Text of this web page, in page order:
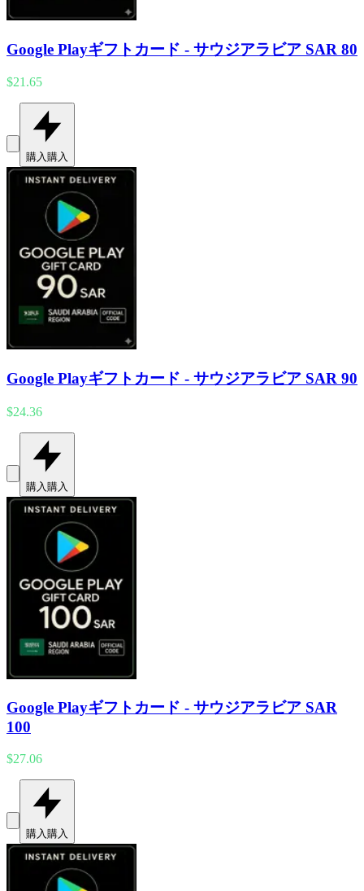
Google Playギフトカード - サウジアラビア SAR 80
$21.65
購入購入
Google Playギフトカード - サウジアラビア SAR 90
$24.36
購入 購入
Google Playギフトカード - サウジアラビア SAR
100
$27.06
購入購入